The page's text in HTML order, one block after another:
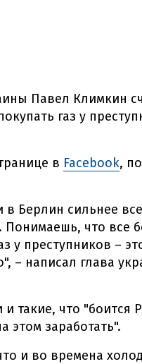
Павел Климкин
газ у
в Facebook,
в Берлин сильнее
Понимаешь, что все
у преступников –
– написал глава
такие, что "боится
этом заработать".
и во времена